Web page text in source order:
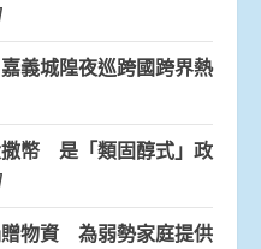
義城隍夜巡跨國跨界熱
幣 是「類固醇式」政
物資 為弱勢家庭提供